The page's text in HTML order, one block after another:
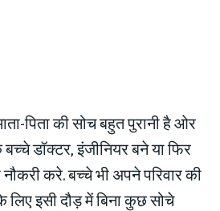
पिता की सोच बहुत पुरानी है ओर
डॉक्टर, इंजीनियर बने या फिर
करे. बच्चे भी अपने परिवार की
इसी दौड़ में बिना कुछ सोचे